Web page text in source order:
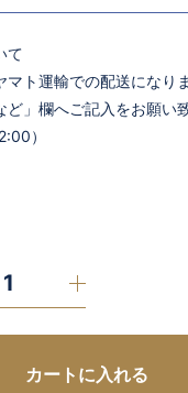
て
マト運輸での配送になり
」欄へご記入をお願い
）
カートに入れる